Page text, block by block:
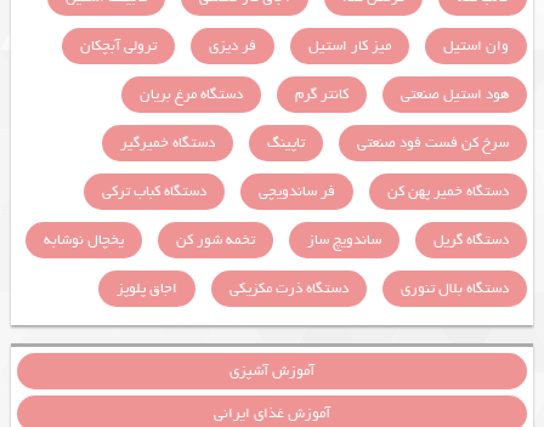
وان استیل
میز کار استیل فر دیزی
ترولی آبچکان
هود استیل صنعتی
کانتر گرم
دستگاه مرغ بریان
سرخ کن فست فود صنعتی
تاپینگ
دستگاه خمیرگیر
دستگاه خمیر پهن کن
فر ساندویچی
دستگاه کباب ترکی
دستگاه گریل
ساندویچ ساز تخمه شور کن
یخچال نوشابه
دستگاه بلال تنوری
دستگاه ذرت مکزیکی اجاق پلوپز
آموزش آشپزی
آموزش غذای ایرانی